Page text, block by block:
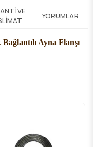
VE
YORUMLAR
Ayna Flanşı